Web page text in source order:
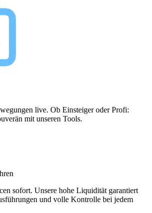
live. Ob Einsteiger oder Profi:
mit unseren Tools.
sofort. Unsere hohe Liquidität garantiert
und volle Kontrolle bei jedem